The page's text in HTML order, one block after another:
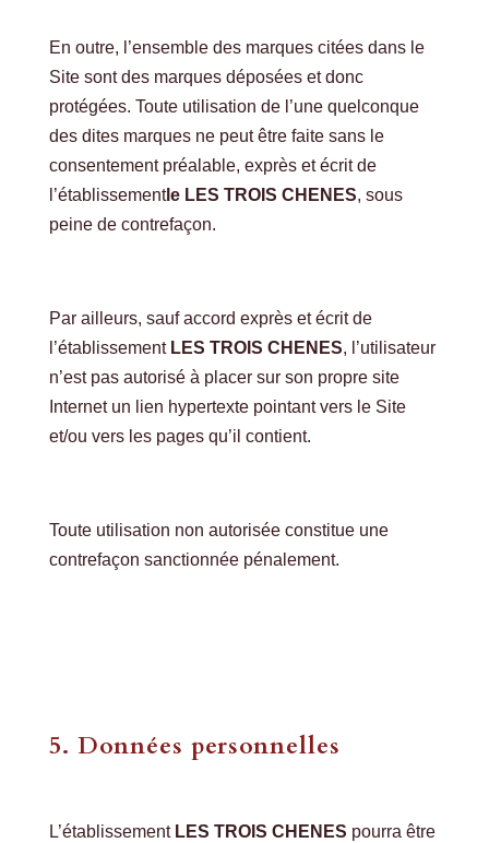
En outre, l’ensemble des marques citées dans le
Site sont des marques déposées et donc
protégées. Toute utilisation de l’une quelconque
des dites marques ne peut être faite sans le
consentement préalable, exprès et écrit de
l’établissementle LES TROIS CHENES, sous
peine de contrefaçon.
Par ailleurs, sauf accord exprès et écrit de
l’établissement LES TROIS CHENES, l’utilisateur
n’est pas autorisé à placer sur son propre site
Internet un lien hypertexte pointant vers le Site
et/ou vers les pages qu’il contient.
Toute utilisation non autorisée constitue une
contrefaçon sanctionnée pénalement.
5. Données personnelles
L’établissement LES TROIS CHENES pourra être